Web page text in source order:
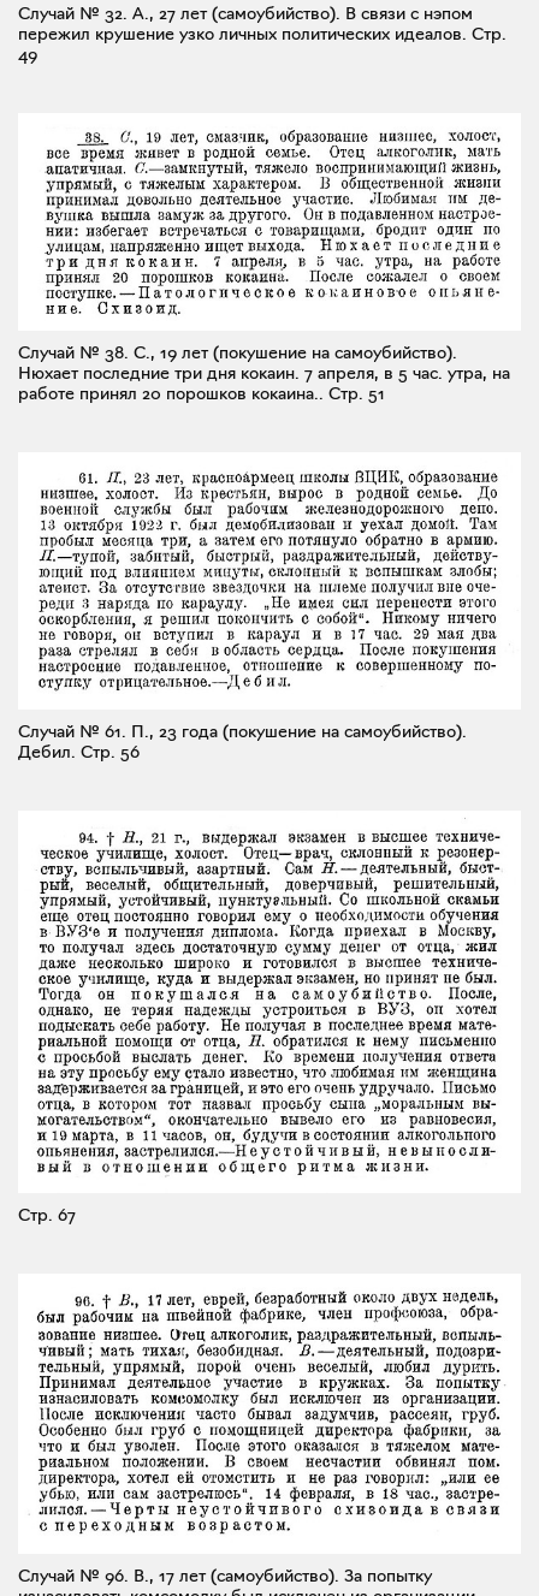
Случай № 32. А., 27 лет (самоубийство). В связи с нэпом
пережил крушение узко личных политических идеалов. Стр.
49
Случай № 38. С., 19 лет (покушение на самоубийство).
Нюхает последние три дня кокаин. 7 апреля, в 5 час. утра, на
работе принял 20 порошков кокаина.. Стр. 51
Случай № 61. П., 23 года (покушение на самоубийство).
Дебил. Стр. 56
Стр. 67
Случай № 96. В., 17 лет (самоубийство). За попытку